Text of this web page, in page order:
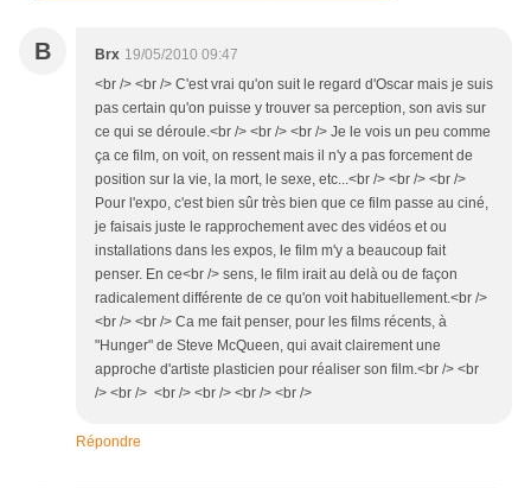
B Brx 19/05/2010 09:47
<br /> <br /> C'est vrai qu'on suit le regard d'Oscar mais je suis
pas certain qu'on puisse y trouver sa perception, son avis sur
ce qui se déroule.<br /> <br /> <br /> Je le vois un peu comme
ça ce film, on voit, on ressent mais il n'y a pas forcement de
position sur la vie, la mort, le sexe, etc...<br /> <br /> <br />
Pour l'expo, c'est bien sûr très bien que ce film passe au ciné,
je faisais juste le rapprochement avec des vidéos et ou
installations dans les expos, le film m'y a beaucoup fait
penser. En ce<br /> sens, le film irait au delà ou de façon
radicalement différente de ce qu'on voit habituellement.<br />
<br /> <br /> Ca me fait penser, pour les films récents, à
"Hunger" de Steve McQueen, qui avait clairement une
approche d'artiste plasticien pour réaliser son film.<br /> <br
/> <br /> <br /> <br /> <br /> <br />
Répondre